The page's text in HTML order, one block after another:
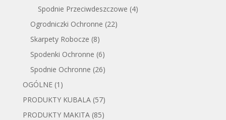
Spodnie Przeciwdeszczowe (4)
Ogrodniczki Ochronne (22)
Skarpety Robocze (8)
Spodenki Ochronne (6)
Spodnie Ochronne (26)
OGÓLNE (1)
PRODUKTY KUBALA (57)
PRODUKTY MAKITA (85)